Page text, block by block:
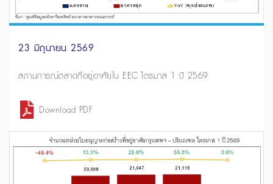
23 มิถุนายน 2569
สถานการณ์ตลาดที่อยู่อาศัยใน EEC ไตรมาส 1 ปี 2569
Download PDF